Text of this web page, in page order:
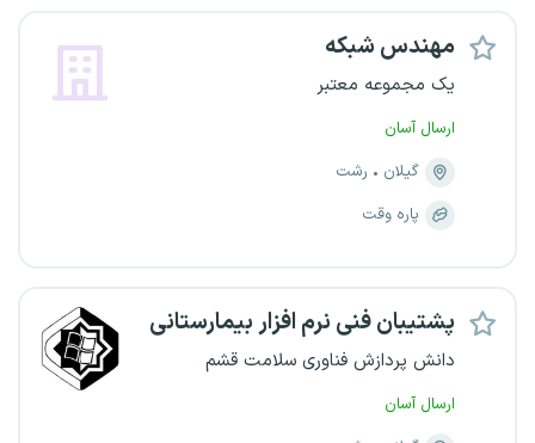
مهندس شبکه
یک مجموعه معتبر
ارسال آسان
گیلان
رشت
پاره وقت
پشتیبان فنی نرم افزار بیمارستانی
دانش پردازش فناوری سلامت قشم
ارسال آسان